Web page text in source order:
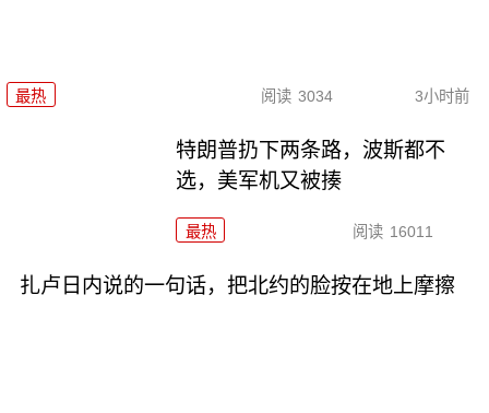
最热 阅读 3034 3小时前
特朗普扔下两条路，波斯都不
选，美军机又被揍
最热 阅读 16011
扎卢日内说的一句话，把北约的脸按在地上摩擦